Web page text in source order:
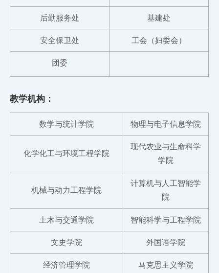
后勤服务处 基建处
安全保卫处 工会（妇委会）
团委
教学机构：
数学与统计学院 物理与电子信息学院
化学化工与环境工程学院
现代农业与生命科学
学院
机械与动力工程学院
计算机与人工智能学
院
土木与交通学院 智能科学与工程学院
文史学院 外国语学院
经济管理学院 马克思主义学院